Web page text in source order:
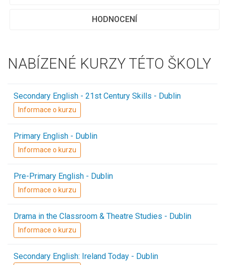
HODNOCENÍ
NABÍZENÉ KURZY TÉTO ŠKOLY
Secondary English - 21st Century Skills - Dublin
Informace o kurzu
Primary English - Dublin
Informace o kurzu
Pre-Primary English - Dublin
Informace o kurzu
Drama in the Classroom & Theatre Studies - Dublin
Informace o kurzu
Secondary English: Ireland Today - Dublin